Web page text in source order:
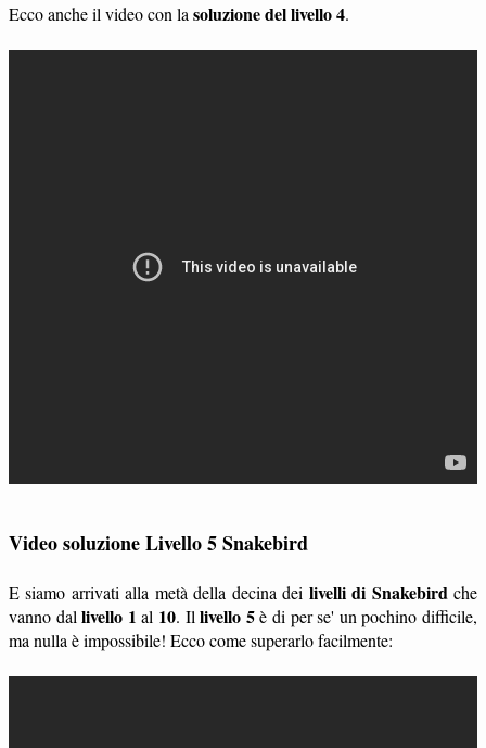
Ecco anche il video con lasoluzione del livello 4.
Video soluzione Livello 5 Snakebird
E siamo arrivati alla metà della decina dei livelli di Snakebirdche
vanno dallivello 1 al 10. Illivello 5è di per se' un pochino difficile,
ma nulla è impossibile! Ecco come superarlo facilmente: